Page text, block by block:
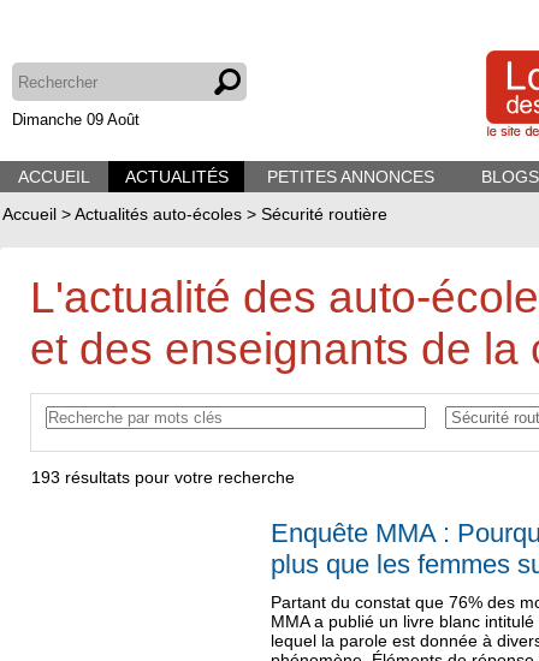
Dimanche 09 Août
ACCUEIL ACTUALITÉS PETITES ANNONCES
Accueil >Actualités auto-écoles > Sécurité routière
L'actualité des auto-
et des enseignants de la
193 résultats pour votre recherche
Enquête MMA :
plus que les femmes
Partant du constat que 76% des
MMA a publié un livre blanc
lequel la parole est donnée à